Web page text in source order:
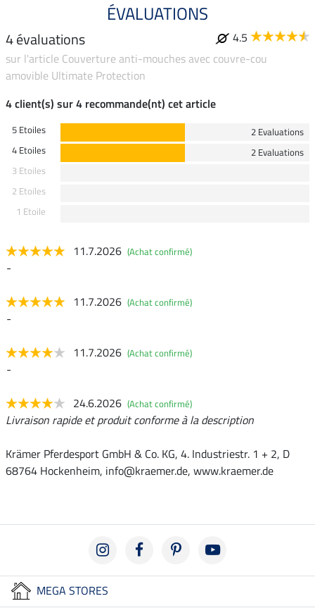
ÉVALUATIONS
4 évaluations
4.5
sur l'article Couverture anti-mouches avec couvre-cou
amovible Ultimate Protection
4 client(s) sur 4 recommande(nt) cet article
5 Etoiles
2 Evaluations
4 Etoiles
2 Evaluations
3 Etoiles
2 Etoiles
1 Etoile
11.7.2026 (Achat confirmé)
-
11.7.2026 (Achat confirmé)
-
11.7.2026 (Achat confirmé)
-
24.6.2026 (Achat confirmé)
Livraison rapide et produit conforme à la description
Krämer Pferdesport GmbH & Co. KG, 4. Industriestr. 1 + 2, D
68764 Hockenheim, info@kraemer.de, www.kraemer.de
MEGA STORES